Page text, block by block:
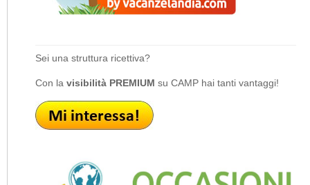
Sei una struttura ricettiva?
Con la visibilità PREMIUM su CAMP hai tanti vantaggi!